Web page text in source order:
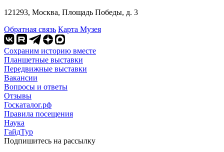
121293, Москва, Площадь Победы, д. 3
Обратная связь Карта Музея
Сохраним историю вместе
Планшетные выставки
Передвижные выставки
Вакансии
Вопросы и ответы
Отзывы
Госкаталог.рф
Правила посещения
Наука
ГайдТур
Подпишитесь на рассылку